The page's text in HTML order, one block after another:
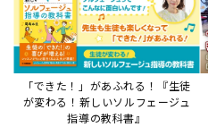
「できた！」があふれる！『生徒
が変わる！新しいソルフェージュ
指導の教科書』